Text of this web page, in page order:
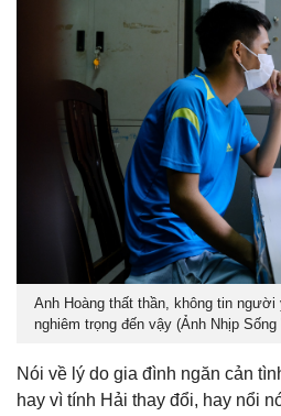
Anh Hoàng thất thần, không tin
nghiêm trọng đến vậy (Ảnh Nhịp Sống
Nói về lý do gia đình ngăn cản
hay vì tính Hải thay đổi, hay nổi